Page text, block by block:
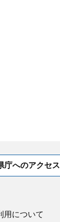
庁へのアクセス
用について